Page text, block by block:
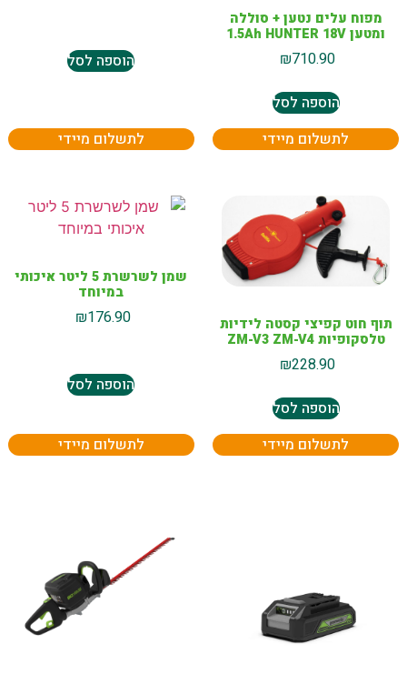
מפוח עלים נטען + סוללה
ומטען 1.5Ah HUNTER 18V
₪710.90
הוספה לסל
לתשלום מיידי
הוספה לסל
לתשלום מיידי
תוף חוט קפיצי קסטה לידיות
טלסקופיות ZM-V3 ZM-V4
₪228.90
הוספה לסל
לתשלום מיידי
שמן לשרשרת 5 ליטר איכותי
במיוחד
₪176.90
הוספה לסל
לתשלום מיידי